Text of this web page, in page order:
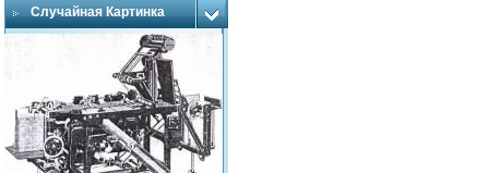
Случайная Картинка